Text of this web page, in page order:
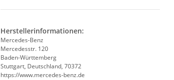
Herstellerinformationen:
Mercedes-Benz
Mercedesstr. 120
Baden-Württemberg
Stuttgart, Deutschland, 70372
https://www.mercedes-benz.de